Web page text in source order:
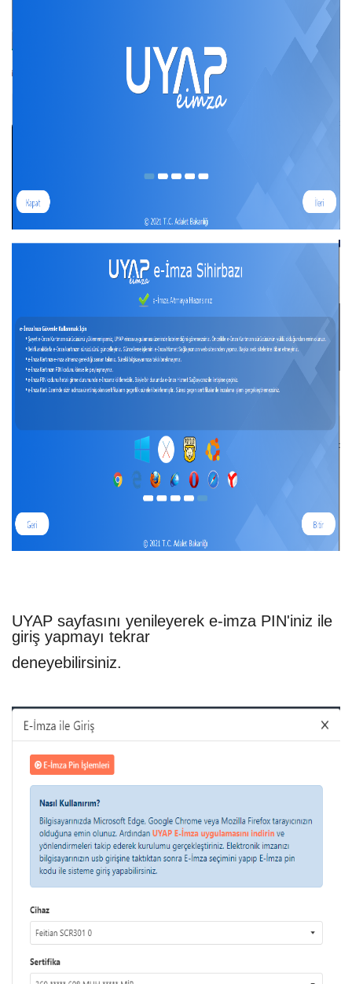
UYAP sayfasını yenileyerek e-imza PIN'iniz ile
giriş yapmayı tekrar
deneyebilirsiniz.